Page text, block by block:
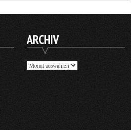
ARCHIV
Archiv